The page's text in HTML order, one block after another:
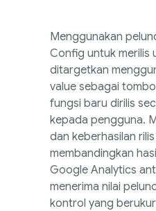
Menggunakan
Config untuk merilis
ditargetkan
value sebagai
fungsi baru dirilis
kepada pengguna.
dan keberhasilan
membandingkan
Google Analytics
menerima nilai
kontrol yang